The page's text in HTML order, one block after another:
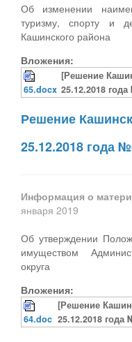
Об изменении
туризму, спорту и
Кашинского района
Вложения:
65.docx
[Решение
25.12.2018
Решение
25.12.2018 года
Информация о
января 2019
Об утверждении
имуществом
округа
Вложения:
64.doc
[Решение
25.12.2018 года